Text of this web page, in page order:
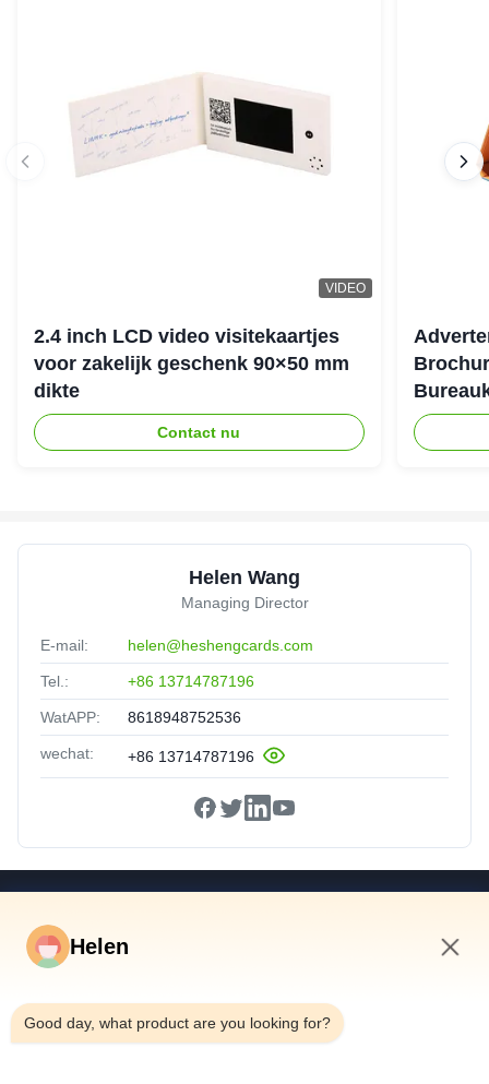
VIDEO
2.4 inch LCD video visitekaartjes
voor zakelijk geschenk 90×50 mm
dikte
Contact nu
Helen Wang
Managing Director
E-mail: helen@heshengcards.com
Tel.: +86 13714787196
WatAPP: 8618948752536
wechat: +86 13714787196
Video's
Ongeveer Ons
Helen
Good day, what product are you looking for?